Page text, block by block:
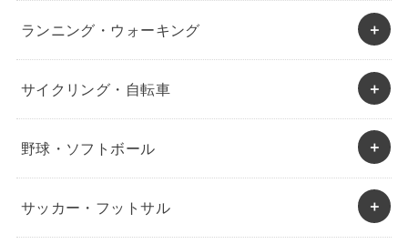
ランニング・ウォーキング
サイクリング・自転車
野球・ソフトボール
サッカー・フットサル